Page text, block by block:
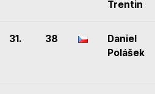
Trentin
31. 38
Daniel
Polášek